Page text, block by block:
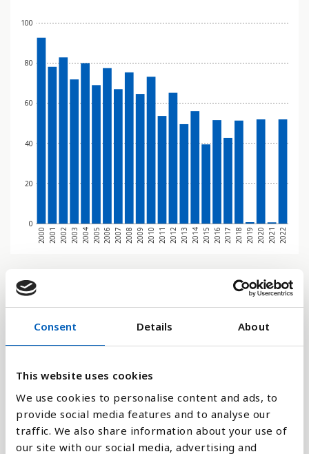
Consent Details About
This website uses cookies
We use cookies to personalise content and ads, to
provide social media features and to analyse our
traffic. We also share information about your use of
our site with our social media, advertising and
0
20
40
60
80
100
2000 2001 2002 2003 2004 2005 2006 2007 2008 2009 2010 2011 2012 2013 2014 2015 2016 2017 2018 2019 2020 2021 2022
Stapeldiagram
Linje
Jämför med: